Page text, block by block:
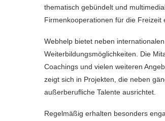
thematisch gebündelt und
Firmenkooperationen für die Freizeit
Webhelp bietet neben
Weiterbildungsmöglichkeiten. Die
Coachings und vielen weiteren
zeigt sich in Projekten, die neben
außerberufliche Talente ausrichtet.
Regelmäßig erhalten besonders